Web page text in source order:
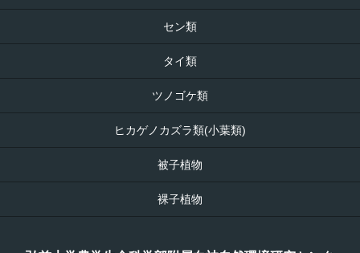
セン類
タイ類
ツノゴケ類
ヒカゲノカズラ類(小葉類)
被子植物
裸子植物